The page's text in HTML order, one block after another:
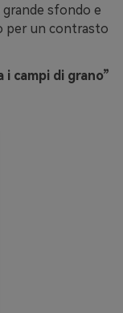
grande sfondo e
per un contrasto
i campi di grano”